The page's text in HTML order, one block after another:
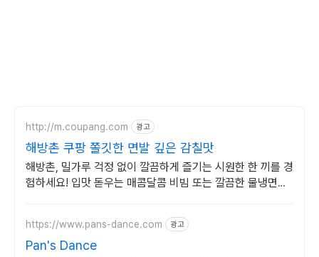
http://m.coupang.com 광고
해방촌 쿠팡 쫄깃한 면발 깊은 감칠맛
해방촌, 밀가루 걱정 없이 깔끔하게 즐기는 시원한 한 끼를 경
험하세요! 입맛 돋우는 매콤달콤 비빔 또는 깔끔한 물냉면으
https://www.pans-dance.com 광고
Pan's Dance